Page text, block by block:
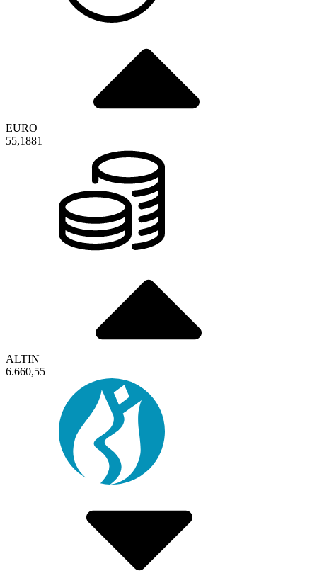
EURO
55,1881
ALTIN
6.660,55